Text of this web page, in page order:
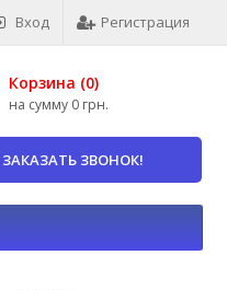
Вход Регистрация
Корзина (0)
на сумму 0 грн.
ЗАКАЗАТЬ ЗВОНОК!